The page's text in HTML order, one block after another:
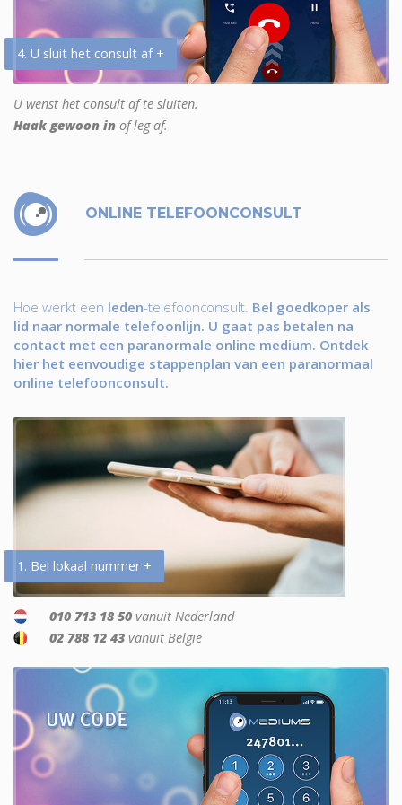
4. U sluit het consult af +
U wenst het consult af te sluiten.
Haak gewoon in of leg af.
ONLINE TELEFOONCONSULT
Hoe werkt een leden-telefoonconsult. Bel goedkoper als
lid naar normale telefoonlijn. U gaat pas betalen na
contact met een paranormale online medium. Ontdek
hier het eenvoudige stappenplan van een paranormaal
online telefoonconsult.
1. Bel lokaal nummer +
010 713 18 50 vanuit Nederland
02 788 12 43 vanuit België